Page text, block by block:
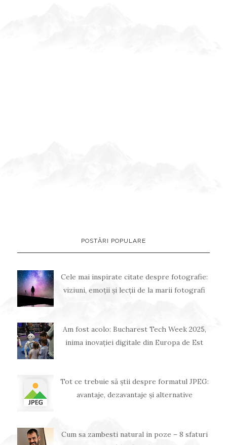
POSTĂRI POPULARE
Cele mai inspirate citate despre fotografie:
viziuni, emoții și lecții de la marii fotografi
Am fost acolo: Bucharest Tech Week 2025,
inima inovației digitale din Europa de Est
Tot ce trebuie să știi despre formatul JPEG:
avantaje, dezavantaje și alternative
Cum sa zambesti natural in poze – 8 sfaturi